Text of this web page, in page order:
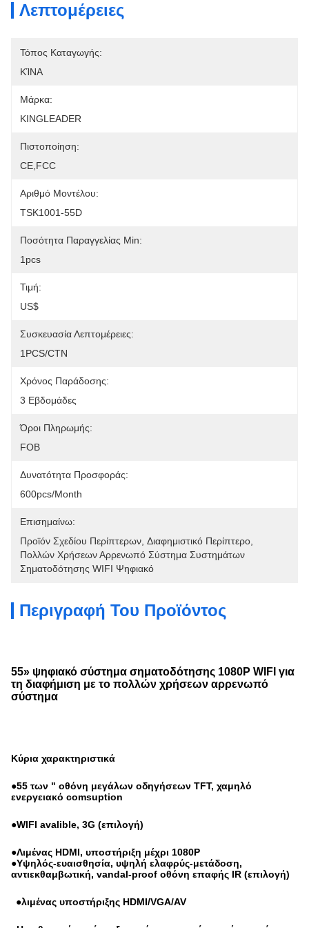
Λεπτομέρειες
Τόπος Καταγωγής:
ΚΊΝΑ
Μάρκα:
KINGLEADER
Πιστοποίηση:
CE,FCC
Αριθμό Μοντέλου:
TSK1001-55D
Ποσότητα Παραγγελίας Min:
1pcs
Τιμή:
US$
Συσκευασία Λεπτομέρειες:
1PCS/CTN
Χρόνος Παράδοσης:
3 Εβδομάδες
Όροι Πληρωμής:
FOB
Δυνατότητα Προσφοράς:
600pcs/month
Επισημαίνω:
Προϊόν Σχεδίου Περίπτερων Διαφημιστικό Περίπτερο
Πολλών Χρήσεων Αρρενωπό Σύστημα Συστημάτων
Σηματοδότησης WIFI Ψηφιακό
Περιγραφή Του Προϊόντος
55» ψηφιακό σύστημα σηματοδότησης 1080P WIFI για
τη διαφήμιση με το πολλών χρήσεων αρρενωπό
σύστημα
Κύρια χαρακτηριστικά
●55 των " οθόνη μεγάλων οδηγήσεων TFT, χαμηλό
ενεργειακό comsuption
●WIFI avalible, 3G (επιλογή)
●Λιμένας HDMI, υποστήριξη μέχρι 1080P
●Υψηλός-ευαισθησία, υψηλή ελαφρύς-μετάδοση,
αντιεκθαμβωτική, vandal-proof οθόνη επαφής IR (επιλογή)
●λιμένας υποστήριξης HDMI/VGA/AV